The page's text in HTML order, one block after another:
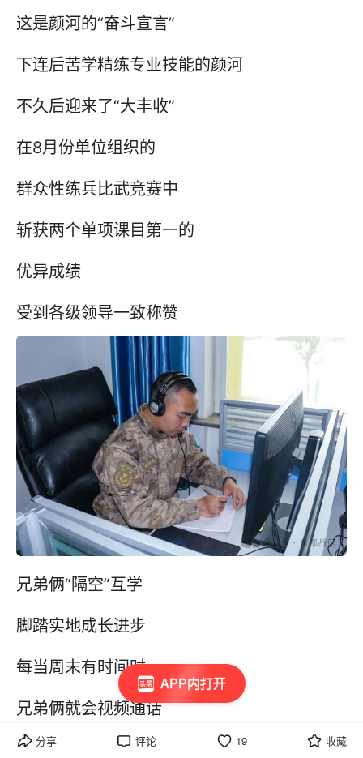
APP内打开
这是颜河的“奋斗宣言”
下连后苦学精练专业技能的颜河
不久后迎来了“大丰收”
在8月份单位组织的
群众性练兵比武竞赛中
斩获两个单项课目第一的
优异成绩
受到各级领导一致称赞
兄弟俩“隔空”互学
脚踏实地成长进步
每当周末有时间时
兄弟俩就会视频通话
互相分享最近的训练学习生活
分享 评论 19 收藏